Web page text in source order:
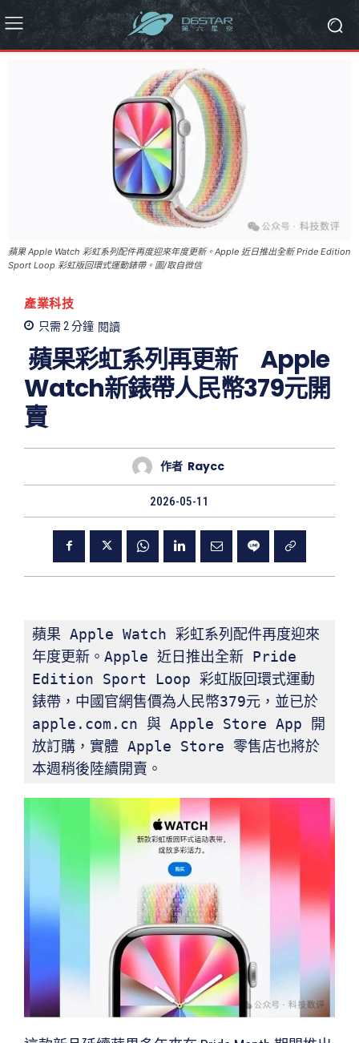
蘋果 Apple Watch 彩虹系列配件再度迎來年度更新。Apple 近日推出全新 Pride Edition
Sport Loop 彩虹版回環式運動錶帶。圖/取自微信
產業科技
只需 2分鐘 閱讀
蘋果彩虹系列再更新 Apple
Watch新錶帶人民幣379元開
賣
作者 Raycc
2026-05-11
蘋果 Apple Watch 彩虹系列配件再度迎來
年度更新。Apple 近日推出全新 Pride
Edition Sport Loop 彩虹版回環式運動
錶帶，中國官網售價為人民幣379元，並已於
apple.com.cn 與 Apple Store App 開
放訂購，實體 Apple Store 零售店也將於
本週稍後陸續開賣。